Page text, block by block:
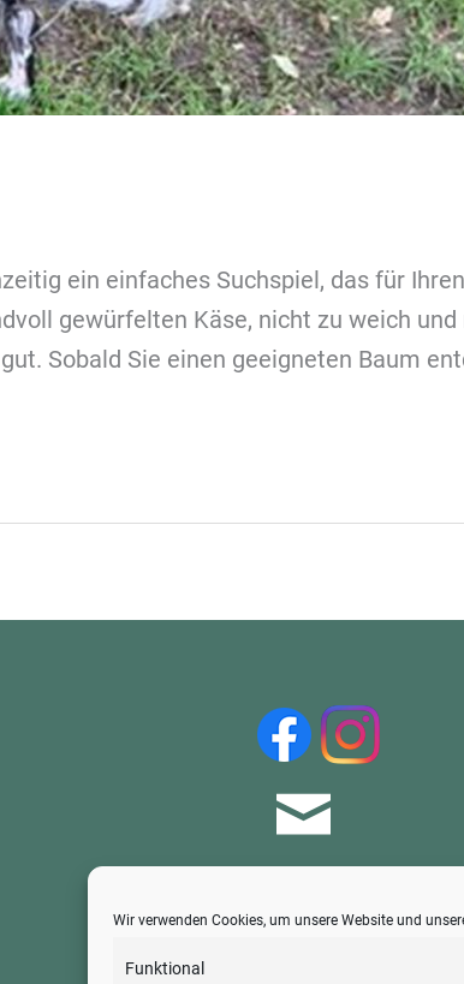
Wir verwenden Cookies, um unsere Website und
Funktional
ein einfaches Suchspiel, das für
gewürfelten Käse, nicht zu weich
Sobald Sie einen geeigneten Baum